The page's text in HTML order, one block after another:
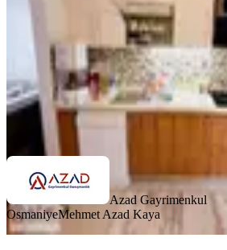
3+1·135 m²· Düz
3.100.000 ₺
Azad Gayrimenkul OsmaniyeMehmet
Azad Gayrimenkul
OsmaniyeMehmet Azad Kaya